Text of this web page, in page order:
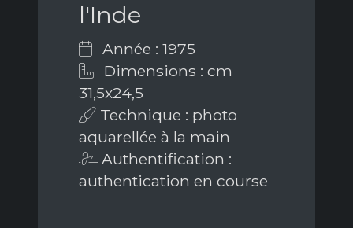
l'Inde
Année : 1975
Dimensions : cm
31,5x24,5
Technique : photo
aquarellée à la main
Authentification :
authentication en course